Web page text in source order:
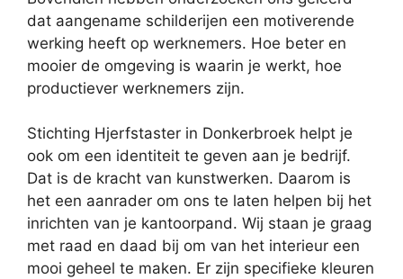
dat aangename schilderijen een motiverende
werking heeft op werknemers. Hoe beter en
mooier de omgeving is waarin je werkt, hoe
productiever werknemers zijn.
Stichting Hjerfstaster in Donkerbroek helpt je
ook om een identiteit te geven aan je bedrijf.
Dat is de kracht van kunstwerken. Daarom is
het een aanrader om ons te laten helpen bij het
inrichten van je kantoorpand. Wij staan je graag
met raad en daad bij om van het interieur een
mooi geheel te maken. Er zijn specifieke kleuren